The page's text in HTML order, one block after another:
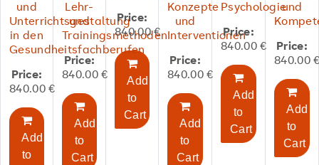
und
Unterrichtsgestaltung
in den
Gesundheitsfachberufen
Price:
840.00€
Add
to
Lehr-
und
Trainingsmethoden
Price:
840.00€
Add
to
Cart
Price:
840.00€
Add
to
Cart
Konzepte
und
Interventionen
Price:
840.00€
Add
to
Cart
Psychologie
Price:
840.00€
Add
to
Cart
und
Price:
840.00
Add
to
Cart